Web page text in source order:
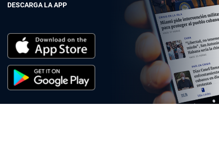
DESCARGA LA APP